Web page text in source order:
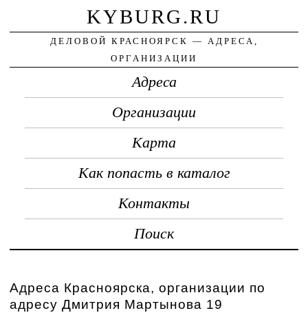
KYBURG.RU
ДЕЛОВОЙ КРАСНОЯРСК — АДРЕСА,
ОРГАНИЗАЦИИ
Адреса
Организации
Карта
Как попасть в каталог
Контакты
Поиск
Адреса Красноярска, организации по
адресу Дмитрия Мартынова 19